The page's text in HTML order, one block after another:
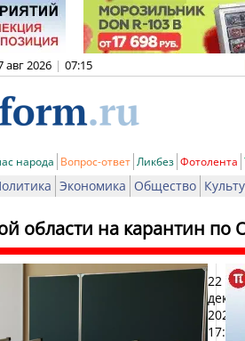
авг 2026 | 07:15
народа Вопрос-ответ Ликбез Фотолента
Экономика Общество
области на карантин
22
2025,
17:51